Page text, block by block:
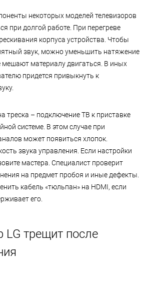
некоторых моделей телевизоров
при долгой работе. При перегреве
корпуса устройства. Чтобы
звук, можно уменьшить натяжение
мешают материалу двигаться. В иных
придется привыкнуть к
треска – подключение ТВ к приставке
системе. В этом случае при
может появиться хлопок.
звука управления. Если настройки
мастера. Специалист проверит
на предмет пробоя и иные дефекты.
кабель «тюльпан» на HDMI, если
его.
LG трещит после